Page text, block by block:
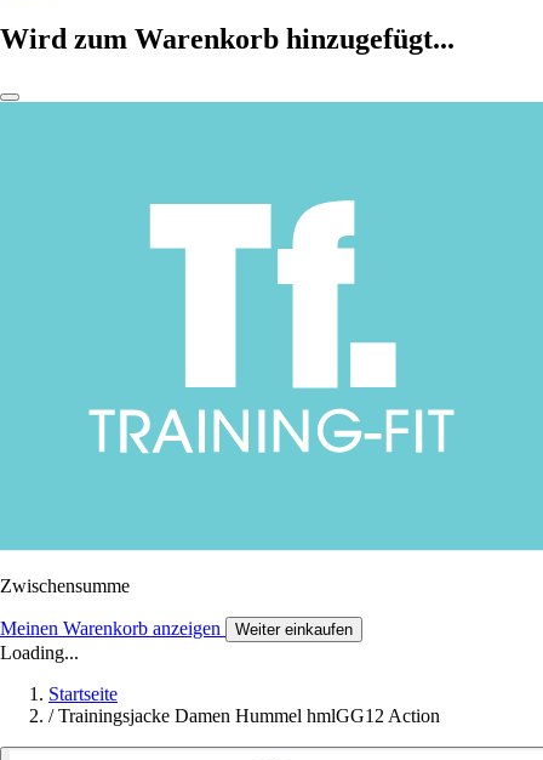
Wird zum Warenkorb hinzugefügt...
Zwischensumme
Meinen Warenkorb anzeigen Weiter einkaufen
Loading...
Startseite
/ Trainingsjacke Damen Hummel hmlGG12 Action